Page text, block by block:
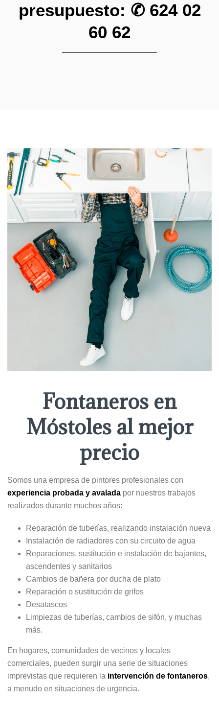
presupuesto: ✆ 624 02
60 62
Fontaneros en
Móstoles al mejor
precio
Somos una empresa de pintores profesionales con
experiencia probada y avalada por nuestros trabajos
realizados durante muchos años:
Reparación de tuberías, realizando instalación nueva
Instalación de radiadores con su circuito de agua
Reparaciones, sustitución e instalación de bajantes,
ascendentes y sanitarios
Cambios de bañera por ducha de plato
Reparación o sustitución de grifos
Desatascos
Limpiezas de tuberías, cambios de sifón, y muchas
más.
En hogares, comunidades de vecinos y locales
comerciales, pueden surgir una serie de situaciones
imprevistas que requieren la intervención de fontaneros,
a menudo en situaciones de urgencia.